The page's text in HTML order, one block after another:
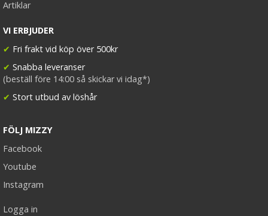
Artiklar
VI ERBJUDER
✔ Fri frakt vid köp över 500kr
✔ Snabba leveranser
(beställ före 14:00 så skickar vi idag*)
✔ Stort utbud av löshår
FÖLJ MIZZY
Facebook
Youtube
Instagram
Logga in